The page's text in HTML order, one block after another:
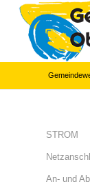
STROM
An- und